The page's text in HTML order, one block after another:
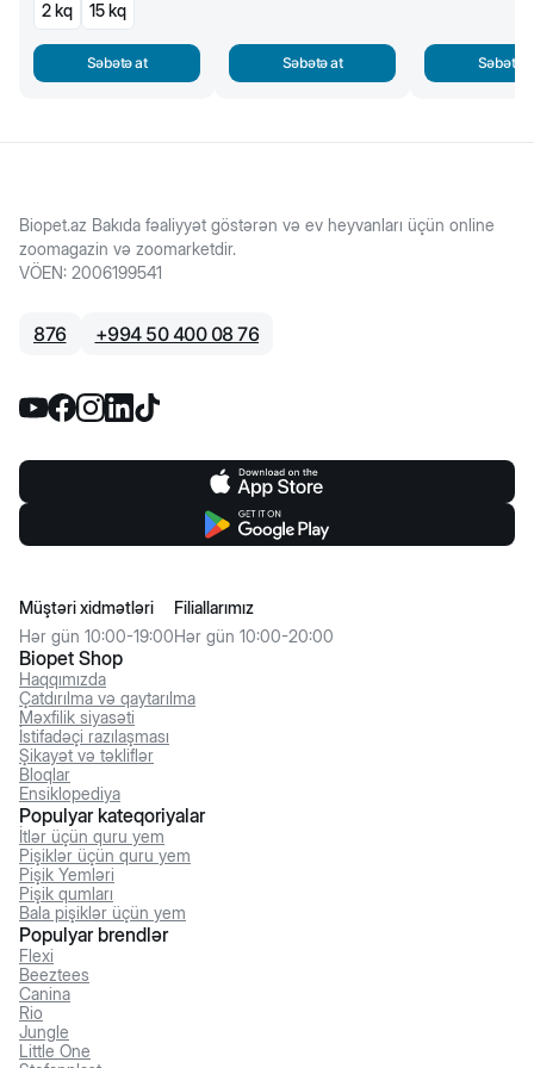
2 kq
15 kq
Səbətə at Səbətə at Səbətə
Biopet.az Bakıda fəaliyyət göstərən və ev heyvanları üçün online
zoomagazin və zoomarketdir.
VÖEN: 2006199541
876 +994 50 400 08 76
Biopet Shop
Haqqımızda
Çatdırılma və qaytarılma
Məxfilik siyasəti
İstifadəçi razılaşması
Şikayət və təkliflər
Bloqlar
Ensiklopediya
Müştəri xidmətləri
Hər gün 10:00-19:00
Filiallarımız
Hər gün 10:00-20:00
Populyar kateqoriyalar
İtlər üçün quru yem
Pişiklər üçün quru yem
Pişik Yemləri
Pişik qumları
Bala pişiklər üçün yem
Populyar brendlər
Flexi
Beeztees
Canina
Rio
Jungle
Little One